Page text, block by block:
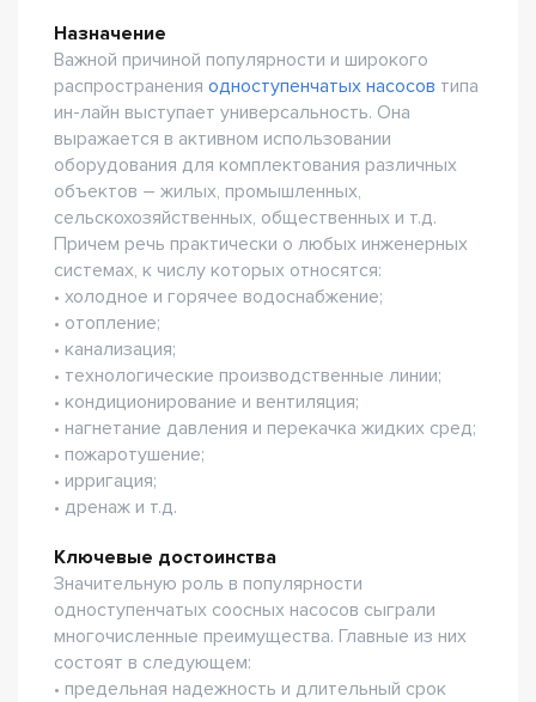
Назначение
Важной причиной популярности и широкого
распространения одноступенчатых насосов типа
ин-лайн выступает универсальность. Она
выражается в активном использовании
оборудования для комплектования различных
объектов – жилых, промышленных,
сельскохозяйственных, общественных и т.д.
Причем речь практически о любых инженерных
системах, к числу которых относятся:
• холодное и горячее водоснабжение;
• отопление;
• канализация;
• технологические производственные линии;
• кондиционирование и вентиляция;
• нагнетание давления и перекачка жидких сред;
• пожаротушение;
• ирригация;
• дренаж и т.д.
Ключевые достоинства
Значительную роль в популярности
одноступенчатых соосных насосов сыграли
многочисленные преимущества. Главные из них
состоят в следующем:
• предельная надежность и длительный срок